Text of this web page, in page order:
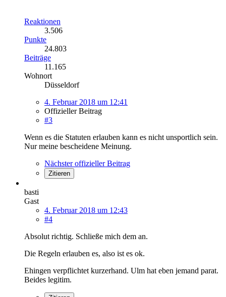
Reaktionen
3.506
Punkte
24.803
Beiträge
11.165
Wohnort
Düsseldorf
4. Februar 2018 um 12:41
Offizieller Beitrag
#3
Wenn es die Statuten erlauben kann es nicht unsportlich sein.
Nur meine bescheidene Meinung.
Nächster offizieller Beitrag
Zitieren
basti
Gast
4. Februar 2018 um 12:43
#4
Absolut richtig. Schließe mich dem an.
Die Regeln erlauben es, also ist es ok.
Ehingen verpflichtet kurzerhand. Ulm hat eben jemand parat.
Beides legitim.